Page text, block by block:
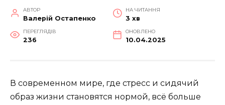
АВТОР
Валерій Остапенко
НА ЧИТАННЯ
3 хв
ПЕРЕГЛЯДІВ
236
ОНОВЛЕНО
10.04.2025
В современном мире, где стресс и сидячий
образ жизни становятся нормой, всё больше